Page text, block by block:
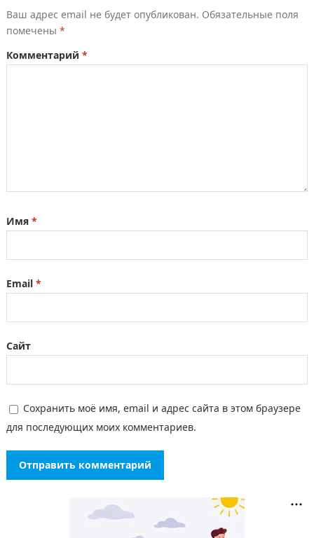
Ваш адрес email не будет опубликован. Обязательные поля
помечены *
Комментарий *
Имя *
Email *
Сайт
Сохранить моё имя, email и адрес сайта в этом браузере
для последующих моих комментариев.